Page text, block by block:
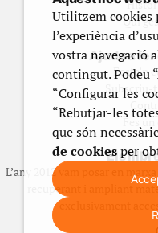
Qui
Ajuda a
Feste’n
Subscriu-
Fes
Els
L’any 2012 vam posar en
recuperant i ampliant
exclusivament
Utilitzem cookies
l’experiència
vostra navegació
contingut. Podeu
“Configurar les
“Rebutjar-les
que són
de cookiesper